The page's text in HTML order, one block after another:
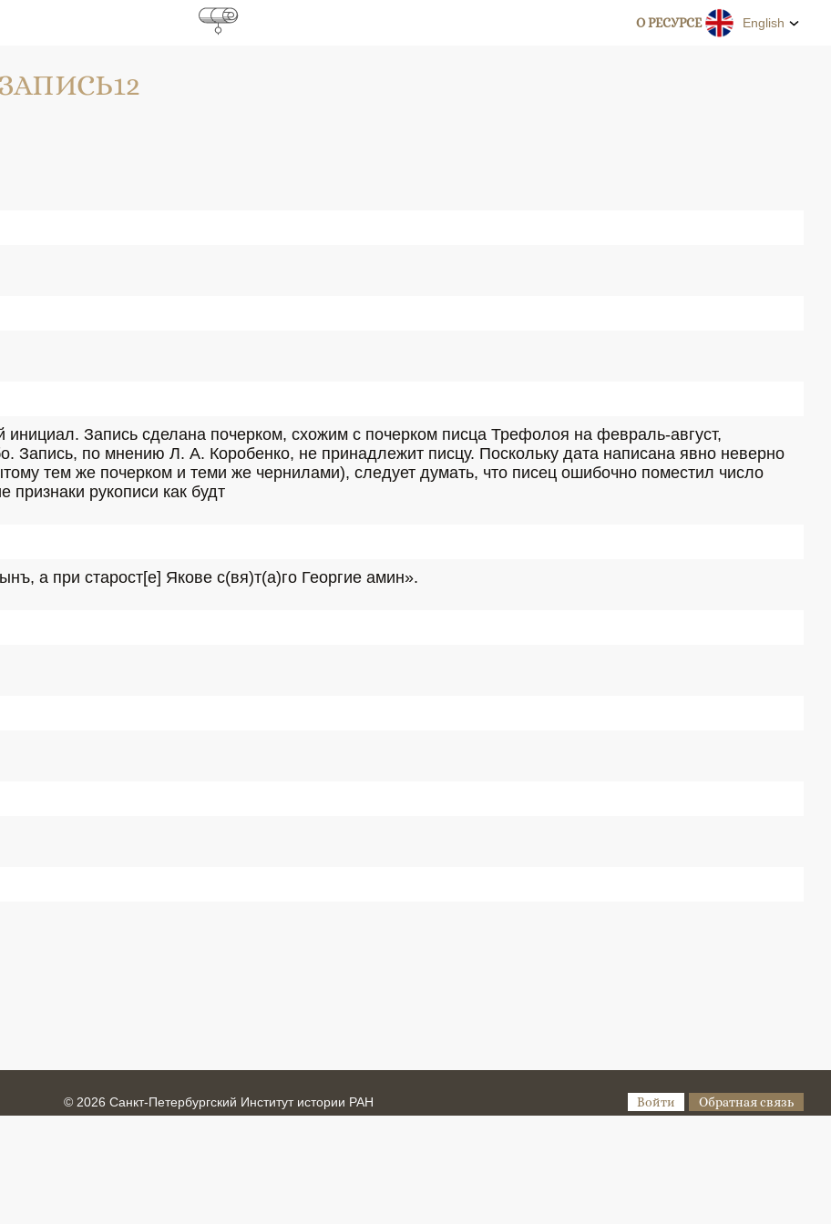
О РЕСУРСЕ English
Запись сделана почерком, схожим с почерком писца Трефолоя на февраль-август,
Запись, по мнению Л. А. Коробенко, не принадлежит писцу. Поскольку дата написана явно неверно
тем же почерком и теми же чернилами), следует думать, что писец ошибочно поместил число
рукописи как будт
а при старост[е] Якове с(вя)т(а)го Георгие амин».
© 2026 Санкт-Петербургский Институт истории РАН Войти Обратная связь